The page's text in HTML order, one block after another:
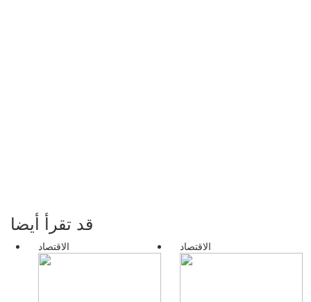
قد تقرأ أيضا
الاقتصاد الاقتصاد